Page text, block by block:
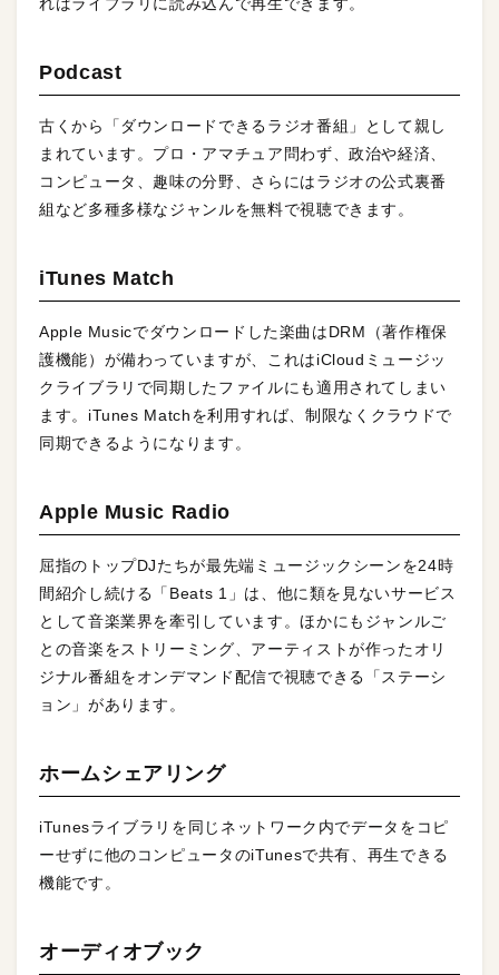
ればライブラリに読み込んで再生できます。
Podcast
古くから「ダウンロードできるラジオ番組」として親し
まれています。プロ・アマチュア問わず、政治や経済、
コンピュータ、趣味の分野、さらにはラジオの公式裏番
組など多種多様なジャンルを無料で視聴できます。
iTunes Match
Apple Musicでダウンロードした楽曲はDRM（著作権保
護機能）が備わっていますが、これはiCloudミュージッ
クライブラリで同期したファイルにも適用されてしまい
ます。iTunes Matchを利用すれば、制限なくクラウドで
同期できるようになります。
Apple Music Radio
屈指のトップDJたちが最先端ミュージックシーンを24時
間紹介し続ける「Beats 1」は、他に類を見ないサービス
として音楽業界を牽引しています。ほかにもジャンルご
との音楽をストリーミング、アーティストが作ったオリ
ジナル番組をオンデマンド配信で視聴できる「ステーシ
ョン」があります。
ホームシェアリング
iTunesライブラリを同じネットワーク内でデータをコピ
ーせずに他のコンピュータのiTunesで共有、再生できる
機能です。
オーディオブック